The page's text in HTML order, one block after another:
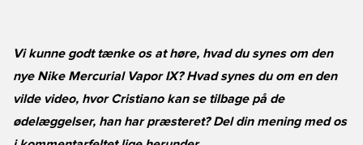
Vi kunne godt tænke os at høre, hvad du synes om den
nye Nike Mercurial Vapor IX? Hvad synes du om en den
vilde video, hvor Cristiano kan se tilbage på de
ødelæggelser, han har præsteret? Del din mening med os